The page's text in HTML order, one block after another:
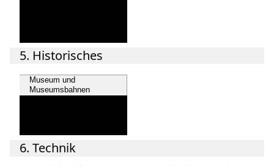
5. Historisches
Museum und
Museumsbahnen
6. Technik